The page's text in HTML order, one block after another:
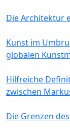
Die Architektur
Kunst im
globalen
Hilfreiche
zwischen
Die Grenzen